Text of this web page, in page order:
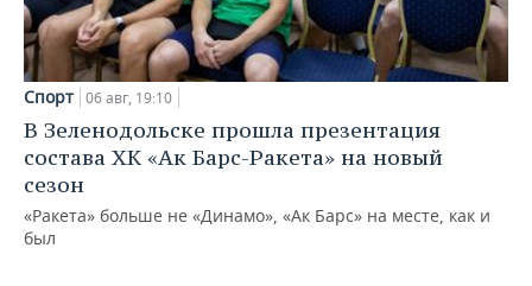
Спорт 06 авг, 19:10
В Зеленодольске прошла презентация
состава ХК «Ак Барс-Ракета» на новый
сезон
«Ракета» больше не «Динамо», «Ак Барс» на месте, как и
был